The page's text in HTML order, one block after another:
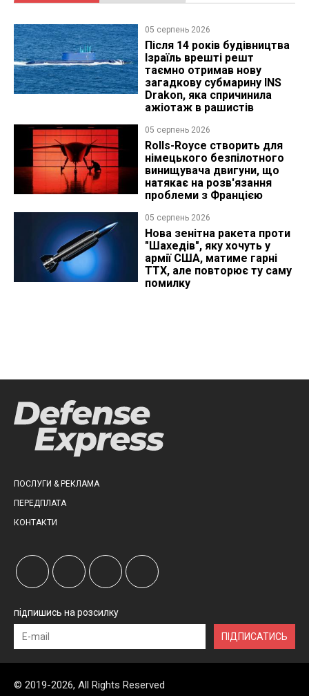
05 серпень 2026
Після 14 років будівництва
Ізраїль врешті решт
таємно отримав нову
загадкову субмарину INS
Drakon, яка спричинила
ажіотаж в рашистів
05 серпень 2026
Rolls-Royce створить для
німецького безпілотного
винищувача двигуни, що
натякає на розв'язання
проблеми з Францією
05 серпень 2026
Нова зенітна ракета проти
"Шахедів", яку хочуть у
армії США, матиме гарні
ТТХ, але повторює ту саму
помилку
ПОСЛУГИ & РЕКЛАМА
ПЕРЕДПЛАТА
КОНТАКТИ
підпишись на розсилку
ПІДПИСАТИСЬ
© 2019-2026, All Rights Reserved